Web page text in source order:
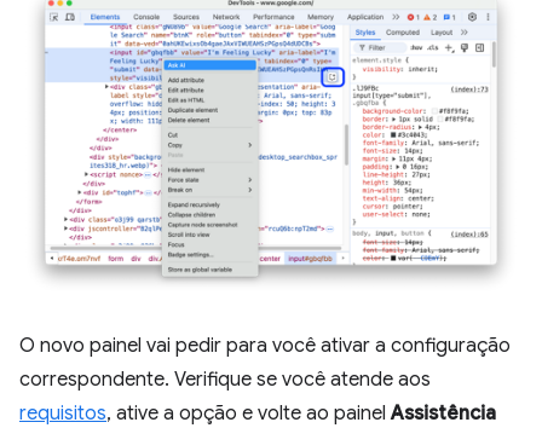
O novo painel vai pedir para você ativar a configuração
correspondente. Verifique se você atende aos
requisitos, ative a opção e volte ao painelAssistência